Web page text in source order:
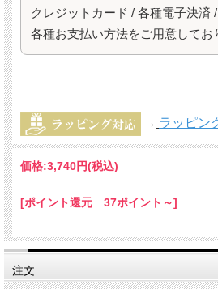
クレジットカード / 各種電子決済 /
各種お支払い方法をご用意してお
→ ラッピン
価格:3,740円(税込)
[ポイント還元 37ポイント～]
注文